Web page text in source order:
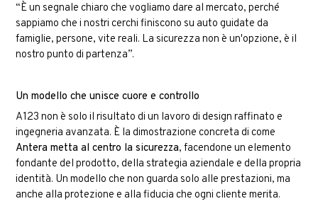
“È un segnale chiaro che vogliamo dare al mercato, perché
sappiamo che i nostri cerchi finiscono su auto guidate da
famiglie, persone, vite reali. La sicurezza non è un'opzione, è il
nostro punto di partenza”.
Un modello che unisce cuore e controllo
A123 non è solo il risultato di un lavoro di design raffinato e
ingegneria avanzata. È la dimostrazione concreta di come
Antera metta al centro la sicurezza, facendone un elemento
fondante del prodotto, della strategia aziendale e della propria
identità. Un modello che non guarda solo alle prestazioni, ma
anche alla protezione e alla fiducia che ogni cliente merita.